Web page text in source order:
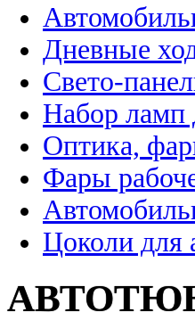
Дневные
Свето-
Набор ламп
Оптика,
Фары
Цоколи для